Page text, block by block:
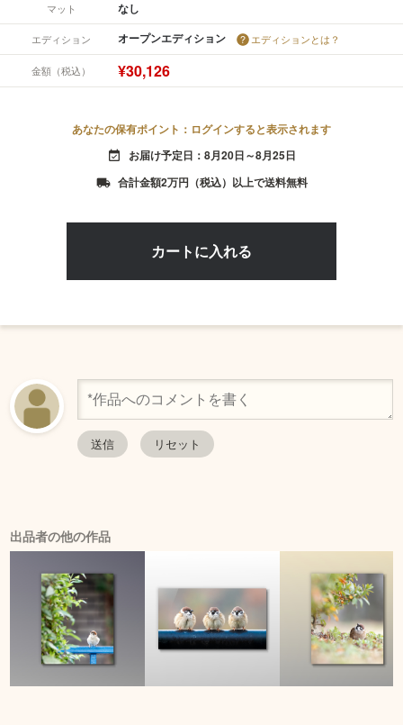
マット なし
エディション オープンエディション エディションとは？
金額（税込） ¥30,126
あなたの保有ポイント：ログインすると表示されます
event_available お届け予定日：8月20日～8月25日
local_shipping 合計金額2万円（税込）以上で送料無料
出品者の他の作品